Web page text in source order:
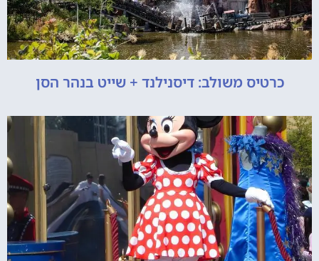
כרטיס משולב: דיסנילנד + שייט בנהר הסן